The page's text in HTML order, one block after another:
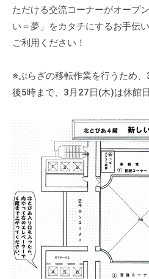
ア
動
の
援
、
活
動
に
関
す
る
総
ただける交流コーナーがオー
い＝夢」をカタチにするお手伝
ご利用ください！
※ぷらざの移転作業を行うため
後5時まで、3月27日(木)は休館